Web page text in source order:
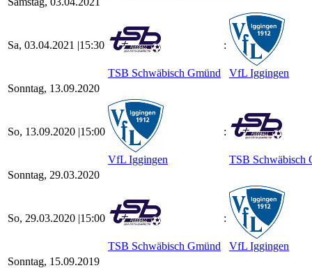
Sa, 03.04.2021 |15:30
TSB Schwäbisch Gmünd
:
VfL Iggingen
Sonntag, 13.09.2020
So, 13.09.2020 |15:00
VfL Iggingen
:
TSB Schwäbisch
Sonntag, 29.03.2020
So, 29.03.2020 |15:00
TSB Schwäbisch Gmünd
:
VfL Iggingen
Sonntag, 15.09.2019